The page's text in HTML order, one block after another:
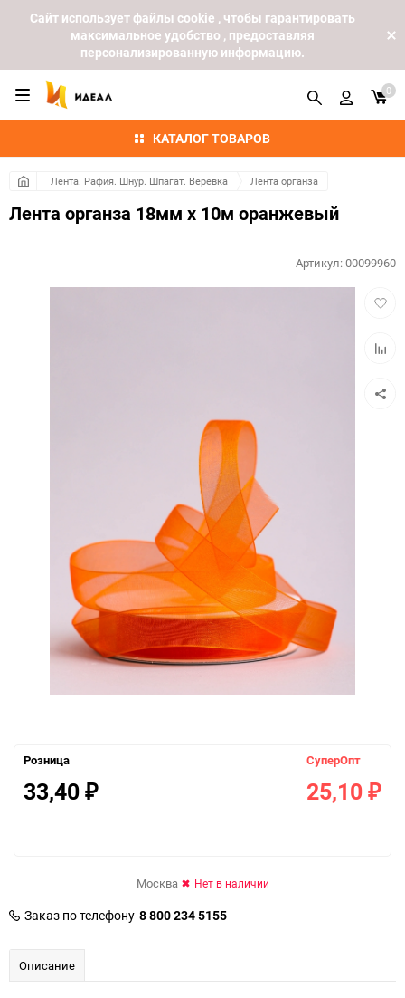
Cайт использует файлы cookie , чтобы гарантировать
максимальное удобство , предоставляя
персонализированную информацию.
КАТАЛОГ ТОВАРОВ
0
Лента. Рафия. Шнур. Шпагат. Веревка Лента органза
Лента органза 18мм х 10м оранжевый
Артикул:00099960
Розница
33,40 ₽
СуперОпт
25,10 ₽
Москва Нет в наличии
Заказ по телефону 8 800 234 5155
Описание